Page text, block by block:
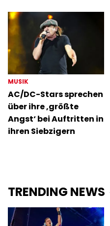
MUSIK
AC/DC-Stars sprechen
über ihre ‚größte
Angst‘ bei Auftritten in
ihren Siebzigern
TRENDING NEWS